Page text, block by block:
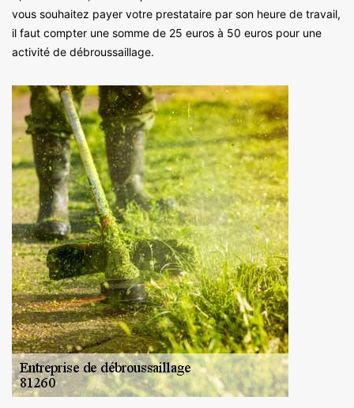
vous souhaitez payer votre prestataire par son heure de travail,
il faut compter une somme de 25 euros à 50 euros pour une
activité de débroussaillage.